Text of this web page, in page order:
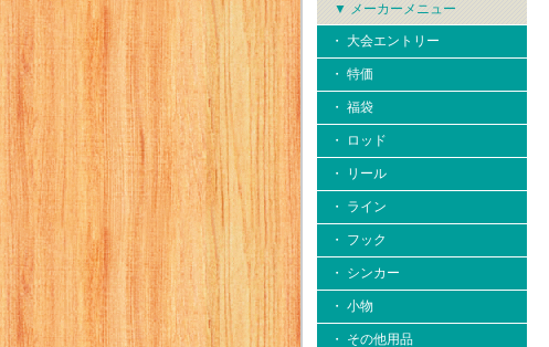
▼ メーカーメニュー
・ 大会エントリー
・ 特価
・ 福袋
・ ロッド
・ リール
・ ライン
・ フック
・ シンカー
・ 小物
・ その他用品